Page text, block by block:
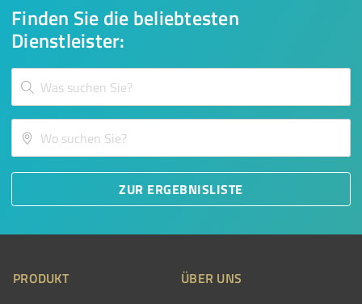
Finden Sie die beliebtesten
Dienstleister:
ZUR ERGEBNISLISTE
PRODUKT ÜBER UNS